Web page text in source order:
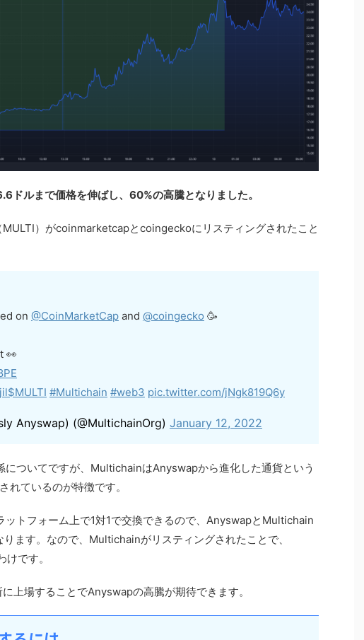
ルまで価格を伸ばし、60%の高騰となりました。
）がcoinmarketcapとcoingeckoにリスティングされたこと
on @CoinMarketCap and @coingecko 🥳
👀
$MULTI #Multichain #web3 pic.twitter.com/jNgk819Q6y
Anyswap) (@MultichainOrg) January 12, 2022
ついてですが、MultichainはAnyswapから進化した通貨という
ているのが特徴です。
トフォーム上で1対1で交換できるので、AnyswapとMultichain
ます。なので、Multichainがリスティングされたことで、
です。
上場することでAnyswapの高騰が期待できます。